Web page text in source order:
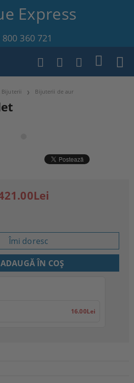
Express
800 360 721
Bijuterii Bijuterii de aur
Îmi doresc
16.00Lei